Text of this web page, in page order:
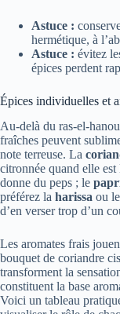
Astuce :
hermétique, à
Astuce : évitez
épices perdent
Épices individuelles et
Au-delà du ras-el-
fraîches peuvent
note terreuse. La
citronnée quand elle
donne du peps ; le
préférez la harissa ou
d’en verser trop d’un
Les aromates frais
bouquet de coriandre
transforment la
constituent la base
Voici un tableau